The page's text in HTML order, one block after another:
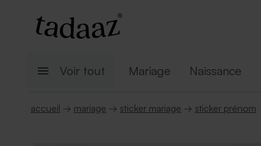
Voir tout Mariage Naissance
accueil → mariage → sticker mariage → sticker prénom